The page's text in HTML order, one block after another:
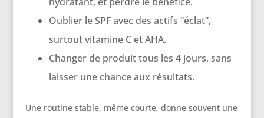
Oublier le SPF avec des actifs “éclat”,
surtout vitamine C et AHA.
Changer de produit tous les 4 jours, sans
laisser une chance aux résultats.
Une routine stable, même courte, donne souvent une